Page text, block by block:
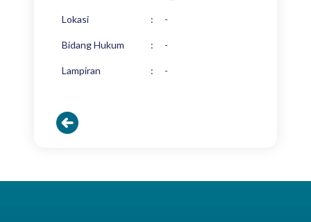
Lokasi : -
Bidang Hukum : -
Lampiran : -